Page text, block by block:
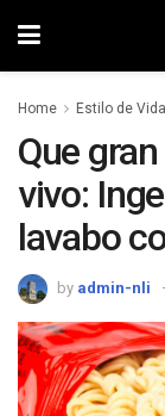
Home Estilo de Vida
Que
vivo:
lavabo
by admin-nli